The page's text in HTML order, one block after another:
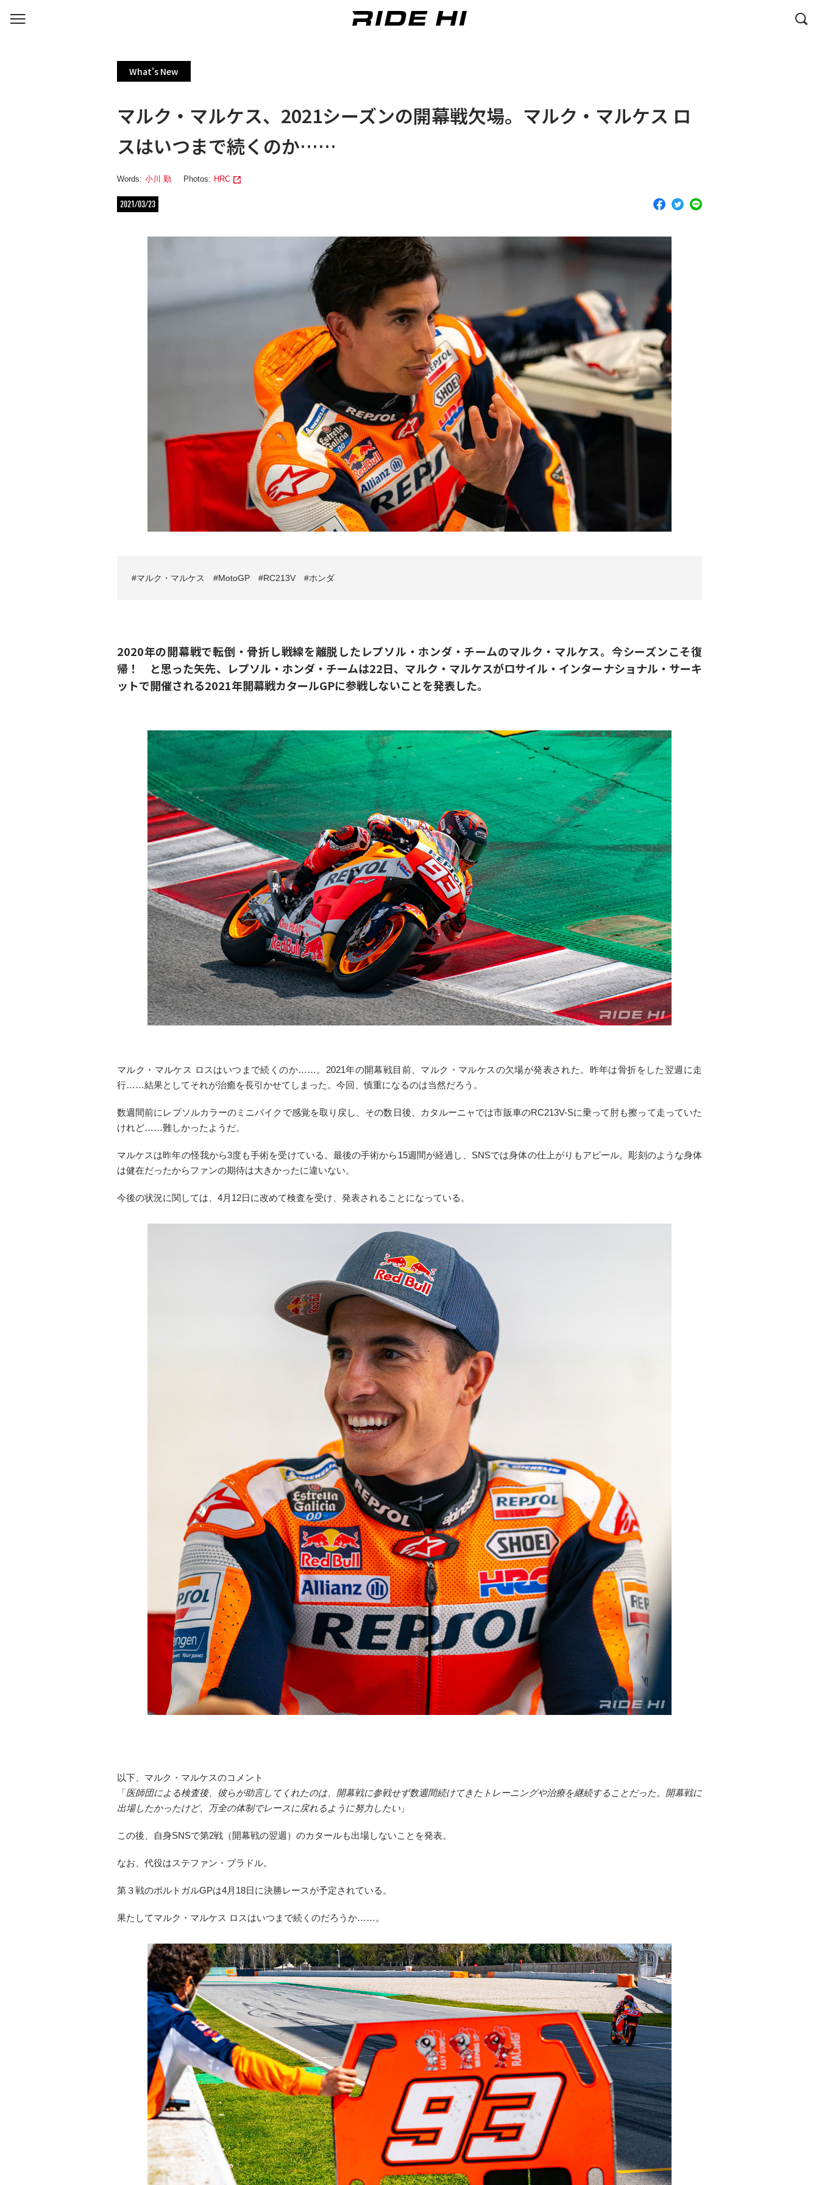
What's New
マルク・マルケス、2021シーズンの開幕戦欠場。マルク・マルケス ロ
スはいつまで続くのか……
Words: 小川 勤 Photos: HRC
2021/03/23
マルク・マルケス MotoGP RC213V ホンダ
2020年の開幕戦で転倒・骨折し戦線を離脱したレプソル・ホンダ・チームのマルク・マルケス。今シーズンこそ復
帰！ と思った矢先、レプソル・ホンダ・チームは22日、マルク・マルケスがロサイル・インターナショナル・サーキ
ットで開催される2021年開幕戦カタールGPに参戦しないことを発表した。
マルク・マルケス ロスはいつまで続くのか……。2021年の開幕戦目前、マルク・マルケスの欠場が発表された。昨年は骨折をした翌週に走
行……結果としてそれが治癒を長引かせてしまった。今回、慎重になるのは当然だろう。
数週間前にレプソルカラーのミニバイクで感覚を取り戻し、その数日後、カタルーニャでは市販車のRC213V-Sに乗って肘も擦って走っていた
けれど……難しかったようだ。
マルケスは昨年の怪我から3度も手術を受けている。最後の手術から15週間が経過し、SNSでは身体の仕上がりもアピール。彫刻のような身体
は健在だったからファンの期待は大きかったに違いない。
今後の状況に関しては、4月12日に改めて検査を受け、発表されることになっている。
以下、マルク・マルケスのコメント
「医師団による検査後、彼らが助言してくれたのは、開幕戦に参戦せず数週間続けてきたトレーニングや治療を継続することだった。開幕戦に
出場したかったけど、万全の体制でレースに戻れるように努力したい 」
この後、自身SNSで第2戦（開幕戦の翌週）のカタールも出場しないことを発表。
なお、代役はステファン・ブラドル。
第３戦のポルトガルGPは4月18日に決勝レースが予定されている。
果たしてマルク・マルケス ロスはいつまで続くのだろうか……。